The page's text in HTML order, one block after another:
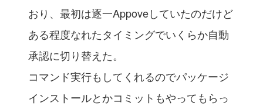
おり、最初は逐一Appoveしていたのだけど
ある程度なれたタイミングでいくらか自動
承認に切り替えた。
コマンド実行もしてくれるのでパッケージ
インストールとかコミットもやってもらっ